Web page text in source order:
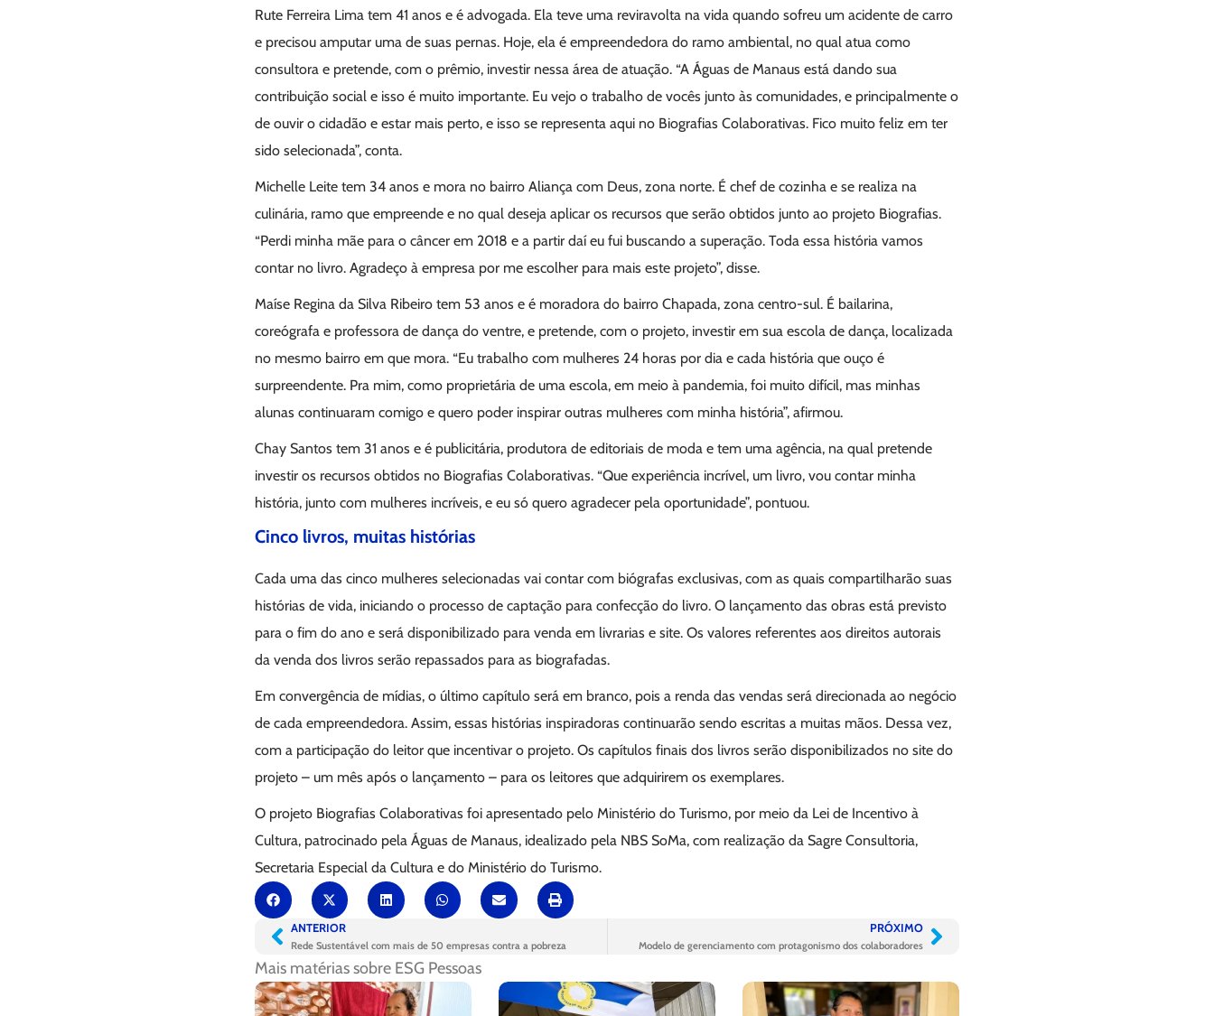
Rute Ferreira Lima tem 41 anos e é advogada. Ela teve uma reviravolta na vida quando sofreu um acidente de carro
e precisou amputar uma de suas pernas. Hoje, ela é empreendedora do ramo ambiental, no qual atua como
consultora e pretende, com o prêmio, investir nessa área de atuação. “A Águas de Manaus está dando sua
contribuição social e isso é muito importante. Eu vejo o trabalho de vocês junto às comunidades, e principalmente o
de ouvir o cidadão e estar mais perto, e isso se representa aqui no Biografias Colaborativas. Fico muito feliz em ter
sido selecionada”, conta.
Michelle Leite tem 34 anos e mora no bairro Aliança com Deus, zona norte. É chef de cozinha e se realiza na
culinária, ramo que empreende e no qual deseja aplicar os recursos que serão obtidos junto ao projeto Biografias.
“Perdi minha mãe para o câncer em 2018 e a partir daí eu fui buscando a superação. Toda essa história vamos
contar no livro. Agradeço à empresa por me escolher para mais este projeto”, disse.
Maíse Regina da Silva Ribeiro tem 53 anos e é moradora do bairro Chapada, zona centro-sul. É bailarina,
coreógrafa e professora de dança do ventre, e pretende, com o projeto, investir em sua escola de dança, localizada
no mesmo bairro em que mora. “Eu trabalho com mulheres 24 horas por dia e cada história que ouço é
surpreendente. Pra mim, como proprietária de uma escola, em meio à pandemia, foi muito difícil, mas minhas
alunas continuaram comigo e quero poder inspirar outras mulheres com minha história”, afirmou.
Chay Santos tem 31 anos e é publicitária, produtora de editoriais de moda e tem uma agência, na qual pretende
investir os recursos obtidos no Biografias Colaborativas. “Que experiência incrível, um livro, vou contar minha
história, junto com mulheres incríveis, e eu só quero agradecer pela oportunidade”, pontuou.
Cinco livros, muitas histórias
Cada uma das cinco mulheres selecionadas vai contar com biógrafas exclusivas, com as quais compartilharão suas
histórias de vida, iniciando o processo de captação para confecção do livro. O lançamento das obras está previsto
para o fim do ano e será disponibilizado para venda em livrarias e site. Os valores referentes aos direitos autorais
da venda dos livros serão repassados para as biografadas.
Em convergência de mídias, o último capítulo será em branco, pois a renda das vendas será direcionada ao negócio
de cada empreendedora. Assim, essas histórias inspiradoras continuarão sendo escritas a muitas mãos. Dessa vez,
com a participação do leitor que incentivar o projeto. Os capítulos finais dos livros serão disponibilizados no site do
projeto – um mês após o lançamento – para os leitores que adquirirem os exemplares.
O projeto Biografias Colaborativas foi apresentado pelo Ministério do Turismo, por meio da Lei de Incentivo à
Cultura, patrocinado pela Águas de Manaus, idealizado pela NBS SoMa, com realização da Sagre Consultoria,
Secretaria Especial da Cultura e do Ministério do Turismo.
ANTERIOR
Rede Sustentável com mais de 50 empresas contra a pobreza
PRÓXIMO
Modelo de gerenciamento com protagonismo dos colaboradores
Mais matérias sobre ESG Pessoas